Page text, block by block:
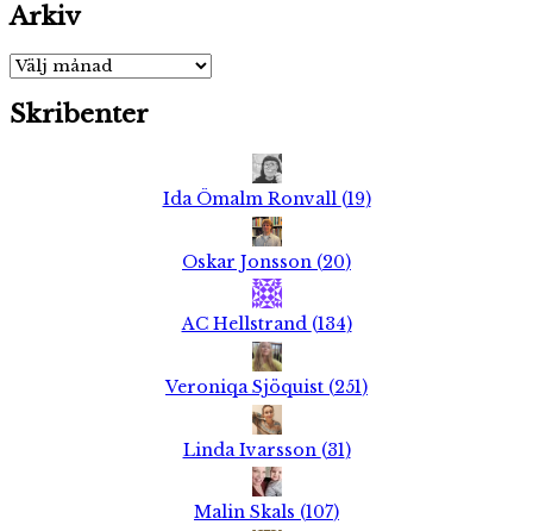
Arkiv
Arkiv
Skribenter
Ida Ömalm Ronvall (19)
Oskar Jonsson (20)
AC Hellstrand (134)
Veroniqa Sjöquist (251)
Linda Ivarsson (31)
Malin Skals (107)